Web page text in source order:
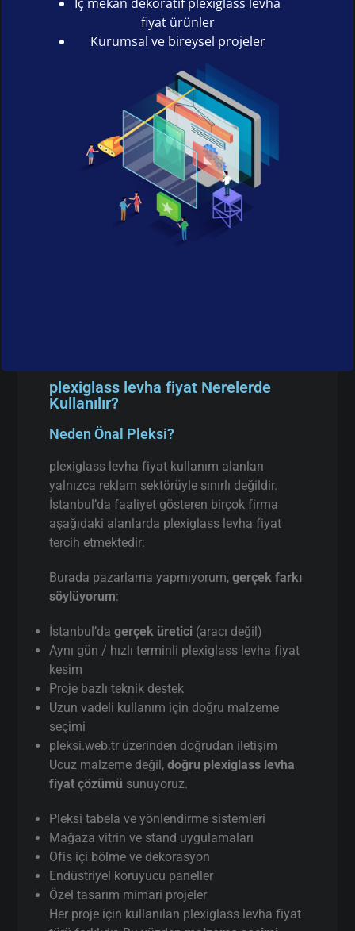
fiyat ürünler
Kurumsal ve bireysel projeler
plexiglass levha fiyat Nerelerde
Kullanılır?
Neden Önal Pleksi?
plexiglass levha fiyat kullanım alanları
yalnızca reklam sektörüyle sınırlı değildir.
İstanbul’da faaliyet gösteren birçok firma
aşağıdaki alanlarda plexiglass levha fiyat
tercih etmektedir:
Burada pazarlama yapmıyorum,gerçek farkı
söylüyorum:
İstanbul’dagerçek üretici (aracı değil)
Aynı gün / hızlı terminli plexiglass levha fiyat
kesim
Proje bazlı teknik destek
Uzun vadeli kullanım için doğru malzeme
seçimi
pleksi.web.tr üzerinden doğrudan iletişim
Ucuz malzeme değil,doğru plexiglass levha
fiyat çözümü sunuyoruz.
Pleksi tabela ve yönlendirme sistemleri
Mağaza vitrin ve stand uygulamaları
Ofis içi bölme ve dekorasyon
Endüstriyel koruyucu paneller
Özel tasarım mimari projeler
Her proje için kullanılan plexiglass levha fiyat